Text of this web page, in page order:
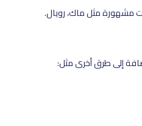
مشهورة مثل ماك، رويال.
إلى طرق أخرى مثل: